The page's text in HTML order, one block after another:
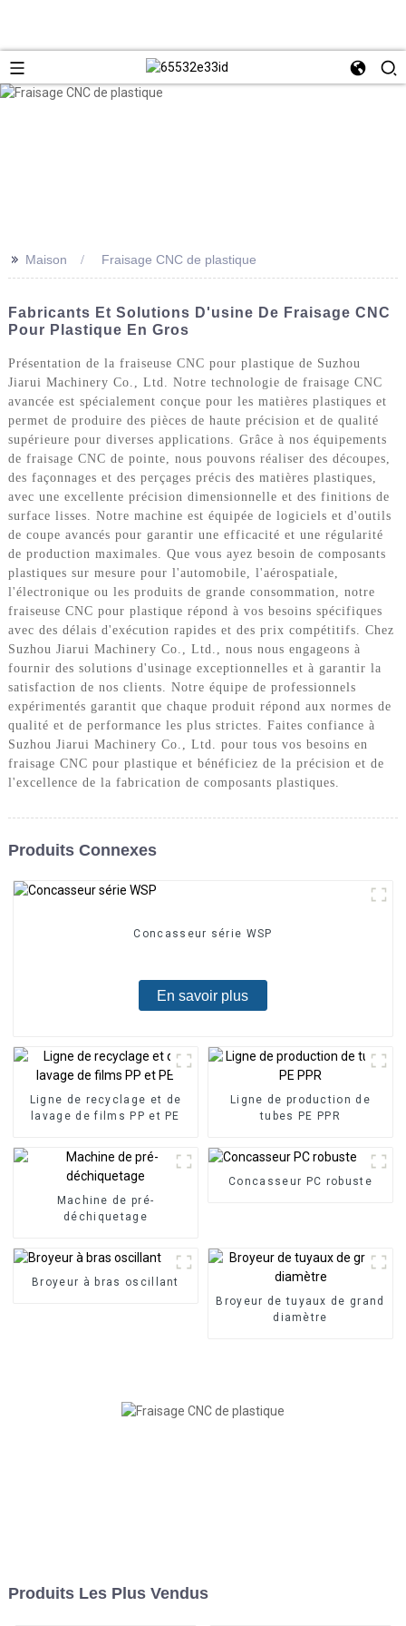
>> Maison Fraisage CNC de plastique
Fabricants Et Solutions D'usine De Fraisage CNC
Pour Plastique En Gros
Présentation de la fraiseuse CNC pour plastique de Suzhou
Jiarui Machinery Co., Ltd. Notre technologie de fraisage CNC
avancée est spécialement conçue pour les matières plastiques et
permet de produire des pièces de haute précision et de qualité
supérieure pour diverses applications. Grâce à nos équipements
de fraisage CNC de pointe, nous pouvons réaliser des découpes,
des façonnages et des perçages précis des matières plastiques,
avec une excellente précision dimensionnelle et des finitions de
surface lisses. Notre machine est équipée de logiciels et d'outils
de coupe avancés pour garantir une efficacité et une régularité
de production maximales. Que vous ayez besoin de composants
plastiques sur mesure pour l'automobile, l'aérospatiale,
l'électronique ou les produits de grande consommation, notre
fraiseuse CNC pour plastique répond à vos besoins spécifiques
avec des délais d'exécution rapides et des prix compétitifs. Chez
Suzhou Jiarui Machinery Co., Ltd., nous nous engageons à
fournir des solutions d'usinage exceptionnelles et à garantir la
satisfaction de nos clients. Notre équipe de professionnels
expérimentés garantit que chaque produit répond aux normes de
qualité et de performance les plus strictes. Faites confiance à
Suzhou Jiarui Machinery Co., Ltd. pour tous vos besoins en
fraisage CNC pour plastique et bénéficiez de la précision et de
l'excellence de la fabrication de composants plastiques.
Produits Connexes
Concasseur série WSP
En savoir plus
Ligne de recyclage et de
lavage de films PP et PE
Ligne de production de
tubes PE PPR
Machine de pré-
déchiquetage
Concasseur PC robuste
Broyeur à bras oscillant
Broyeur de tuyaux de grand
diamètre
Produits Les Plus Vendus